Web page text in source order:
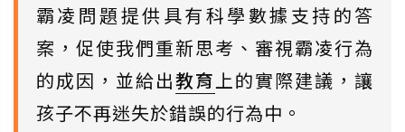
霸凌問題提供具有科學數據支持的答
案，促使我們重新思考、審視霸凌行為
的成因，並給出教育 上的實際建議，讓
孩子不再迷失於錯誤的行為中。